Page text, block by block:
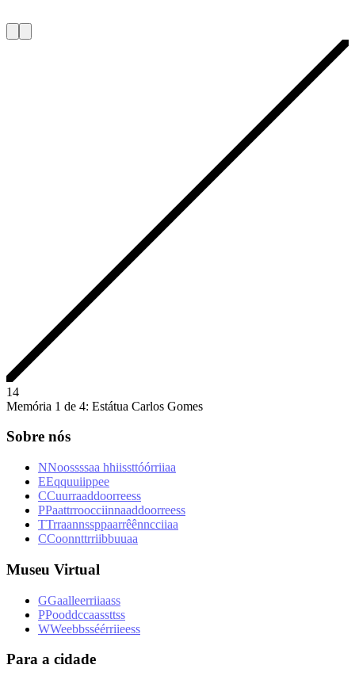
14
Memória 1 de 4: Estátua Carlos Gomes
Sobre nós
NNoossssaa hhiissttóórriiaa
EEqquuiippee
CCuurraaddoorreess
PPaattrroocciinnaaddoorreess
TTrraannssppaarrêênncciiaa
CCoonnttrriibbuuaa
Museu Virtual
GGaalleerriiaass
PPooddccaassttss
WWeebbsséérriieess
Para a cidade